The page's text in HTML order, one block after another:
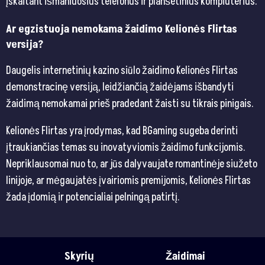
Ar egzistuoja nemokama žaidimo Kelionės Flirtas
versija?
Daugelis internetinių kazino siūlo žaidimo Kelionės Flirtas
demonstracinę versiją, leidžiančią žaidėjams išbandyti
žaidimą nemokamai prieš pradedant žaisti su tikrais pinigais.
Kelionės Flirtas yra įrodymas, kad BGaming sugeba derinti
įtraukiančias temas su inovatyviomis žaidimo funkcijomis.
Nepriklausomai nuo to, ar jūs dalyvaujate romantinėje siužeto
linijoje, ar mėgaujatės įvairiomis premijomis, Kelionės Flirtas
žada įdomią ir potencialiai pelningą patirtį​​​​​​.
Skyrių Žaidimai